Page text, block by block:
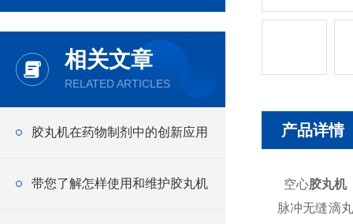
相关文章
RELATED ARTICLES
胶丸机在药物制剂中的创新应用
带您了解怎样使用和维护胶丸机
产品详情
空心胶丸机
脉冲无缝滴